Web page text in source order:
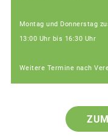
Montag und Donnerstag
13:00 Uhr bis 16:30 Uhr
Weitere Termine nach